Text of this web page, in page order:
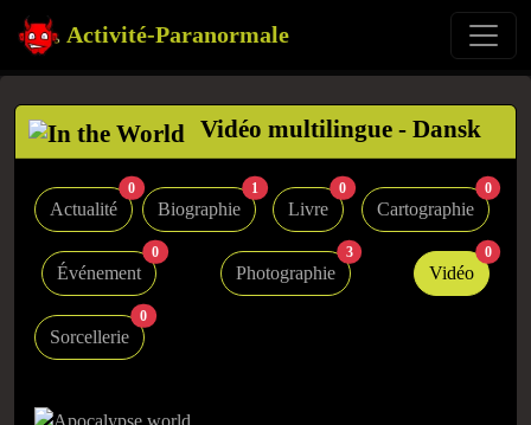
Activité-Paranormale
Vidéo multilingue - Dansk
Actualité
0
Biographie
1
Livre
0
Cartographie
0
Événement
0
Photographie
3
Vidéo
0
Sorcellerie
0